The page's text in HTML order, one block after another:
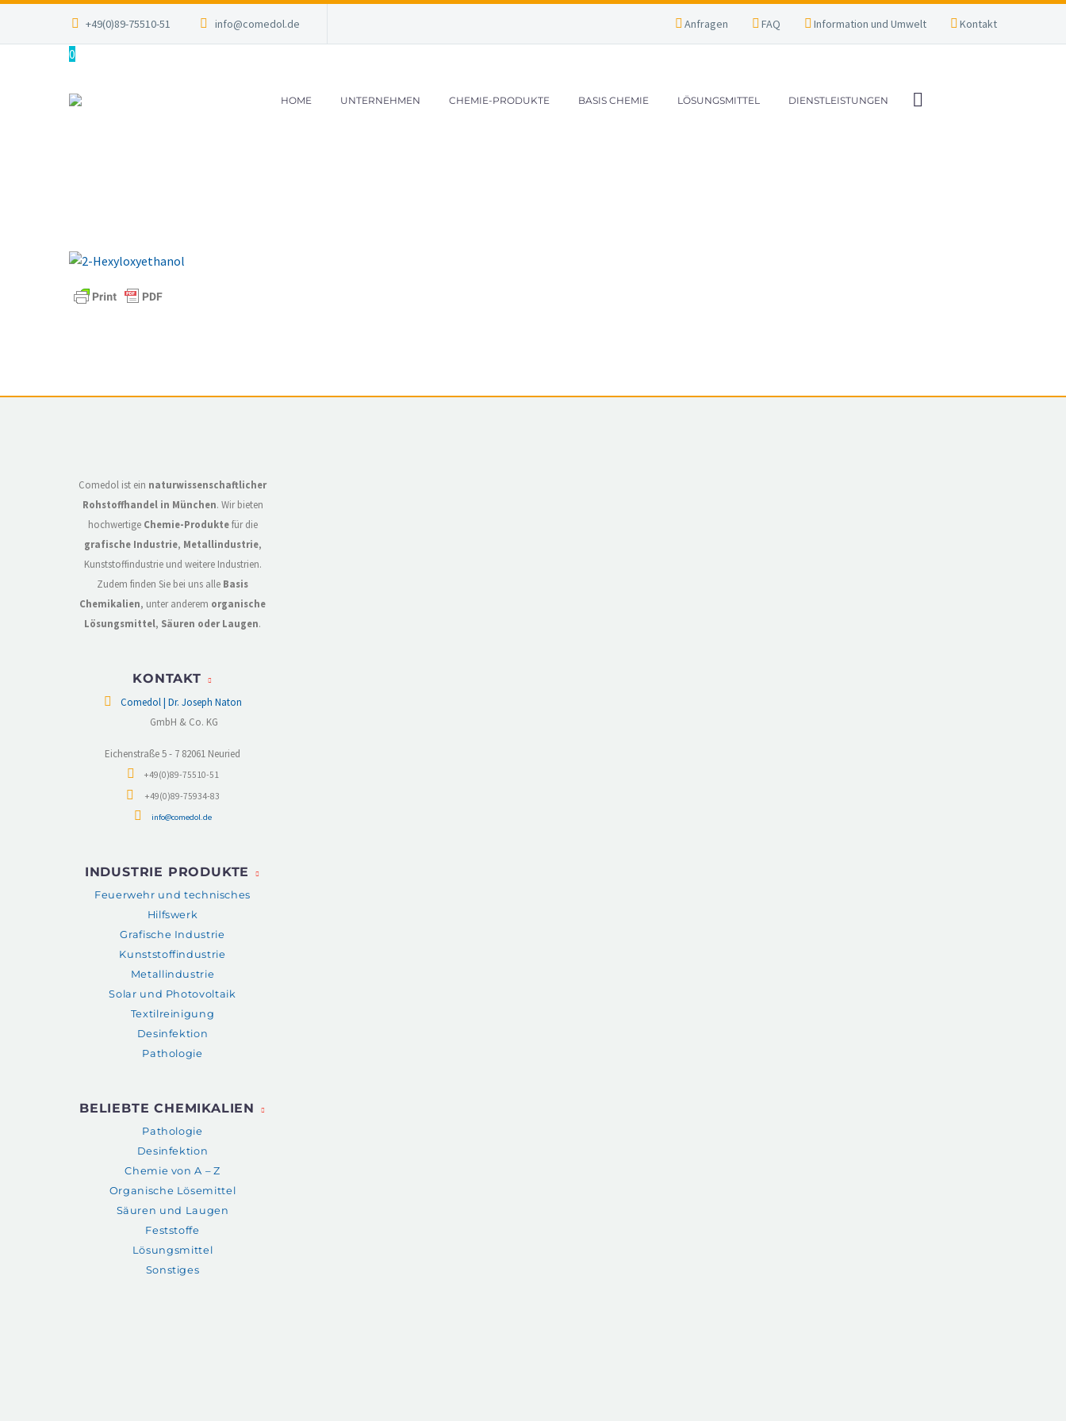
+49(0)89-75510-51 info@comedol.de Anfragen FAQ Information und Umwelt Kontakt
0
HOME UNTERNEHMEN CHEMIE-PRODUKTE BASIS CHEMIE LÖSUNGSMITTEL DIENSTLEISTUNGEN
Comedol ist ein naturwissenschaftlicher
Rohstoffhandel in München. Wir bieten
hochwertige Chemie-Produktefür die
grafische Industrie, Metallindustrie,
Kunststoffindustrie und weitere Industrien.
Zudem finden Sie bei uns alle Basis
Chemikalien, unter anderem organische
Lösungsmittel, Säuren oder Laugen.
KONTAKT
Comedol | Dr. Joseph Naton
GmbH & Co. KG
Eichenstraße 5 - 7 82061 Neuried
+49(0)89-75510-51
+49(0)89-75934-83
info@comedol.de
INDUSTRIE PRODUKTE
Feuerwehr und technisches
Hilfswerk
Grafische Industrie
Kunststoffindustrie
Metallindustrie
Solar und Photovoltaik
Textilreinigung
Desinfektion
Pathologie
BELIEBTE CHEMIKALIEN
Pathologie
Desinfektion
Chemie von A – Z
Organische Lösemittel
Säuren und Laugen
Feststoffe
Lösungsmittel
Sonstiges